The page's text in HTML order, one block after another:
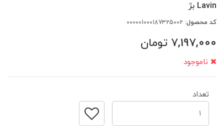
Lavin بژ
کد محصول:
7,197,000 تومان
ناموجود
تعداد